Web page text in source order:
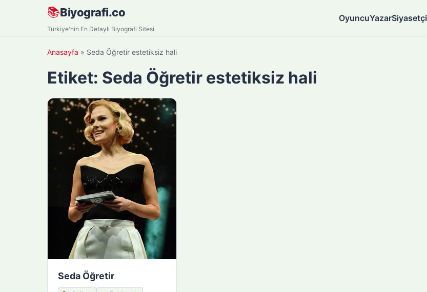
📚Biyografi.co
Türkiye'nin En Detaylı Biyografi Sitesi
OyuncuYazarSiyasetçi
Anasayfa » Seda Öğretir estetiksiz hali
Etiket: Seda Öğretir estetiksiz hali
Seda Öğretir